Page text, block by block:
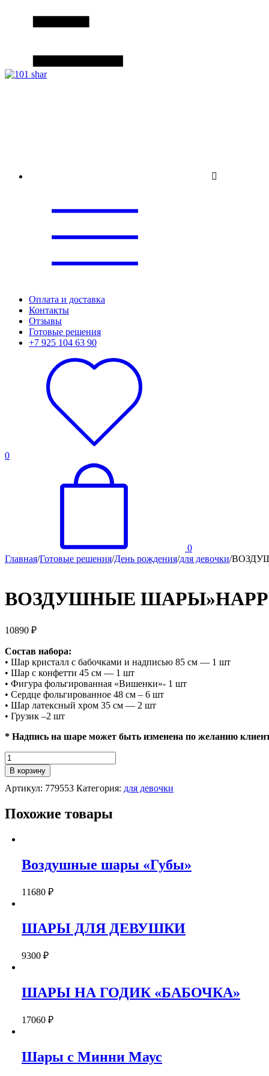
Оплата и доставка
Контакты
Отзывы
Готовые решения
+7 925 104 63 90
0
0
Главная/Готовые решения/День рождения/для девочки/
ВОЗДУШНЫЕ
10890 ₽
Состав набора:
• Шар кристалл с бабочками и надписью 85 см — 1 шт
• Шар с конфетти 45 см — 1 шт
• Фигура фольгированная «Вишенки»- 1 шт
• Сердце фольгированное 48 см – 6 шт
• Шар латексный хром 35 см — 2 шт
• Грузик –2 шт
* Надпись на шаре может быть изменена по желанию
Количество
ВОЗДУШНЫЕ
ШАРЫ"HAPPY
BIRTHDAY"
В корзину
Артикул: 779553 Категория: для девочки
Похожие товары
Воздушные шары «Губы»
11680 ₽
ШАРЫ ДЛЯ ДЕВУШКИ
9300 ₽
ШАРЫ НА ГОДИК «БАБОЧКА»
17060 ₽
Шары с Минни Маус